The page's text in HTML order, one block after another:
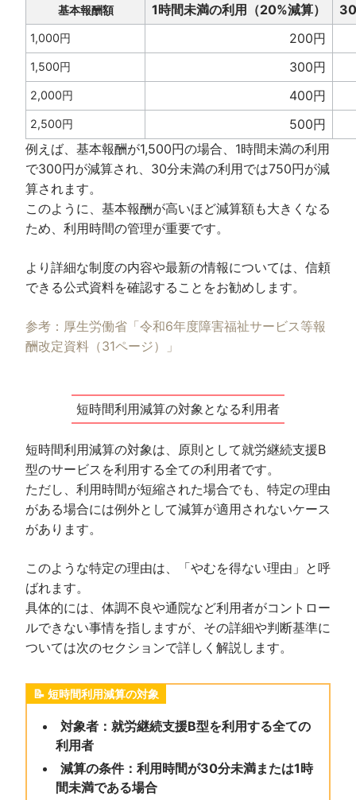
基本報酬額 1時間未満の利用（20%減算）
1,000円 200円
1,500円 300円
2,000円 400円
2,500円
500円
例えば、基本報酬が1,500円の場合、1時間未満の利用
で300円が減算され、30分未満の利用では750円が減
算されます。
このように、基本報酬が高いほど減算額も大きくなる
ため、利用時間の管理が重要です。
より詳細な制度の内容や最新の情報については、信頼
できる公式資料を確認することをお勧めします。
参考：厚生労働省「令和6年度障害福祉サービス等報
酬改定資料（31ページ）」
短時間利用減算の対象となる利用者
短時間利用減算の対象は、原則として就労継続支援B
型のサービスを利用する全ての利用者です。
ただし、利用時間が短縮された場合でも、特定の理由
がある場合には例外として減算が適用されないケース
があります。
このような特定の理由は、「やむを得ない理由」と呼
ばれます。
具体的には、体調不良や通院など利用者がコントロー
ルできない事情を指しますが、その詳細や判断基準に
ついては次のセクションで詳しく解説します。
短時間利用減算の対象
対象者：就労継続支援B型を利用する全ての
利用者
減算の条件：利用時間が30分未満または1時
間未満である場合